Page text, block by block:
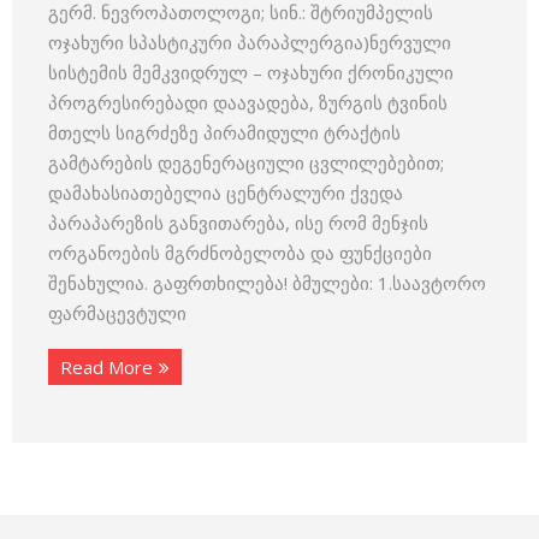
გერმ. ნევროპათოლოგი; სინ.: შტრიუმპელის
ოჯახური სპასტიკური პარაპლერგია)ნერვული
სისტემის მემკვიდრულ – ოჯახური ქრონიკული
პროგრესირებადი დაავადება, ზურგის ტვინის
მთელს სიგრძეზე პირამიდული ტრაქტის
გამტარების დეგენერაციული ცვლილებებით;
დამახასიათებელია ცენტრალური ქვედა
პარაპარეზის განვითარება, ისე რომ მენჯის
ორგანოების მგრძნობელობა და ფუნქციები
შენახულია. გაფრთხილება! ბმულები: 1.საავტორო
ფარმაცევტული
Read More